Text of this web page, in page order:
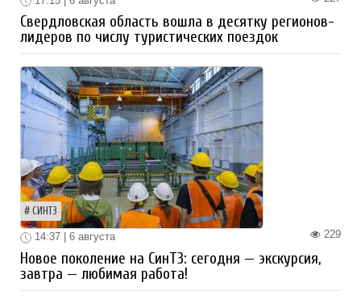
Свердловская область вошла в десятку регионов-
лидеров по числу туристических поездок
СИНТЗ
229
14:37 | 6 августа
Новое поколение на СинТЗ: сегодня — экскурсия,
завтра — любимая работа!